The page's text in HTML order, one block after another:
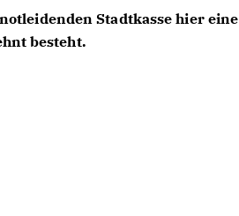
Stadtkasse hier eine
besteht.